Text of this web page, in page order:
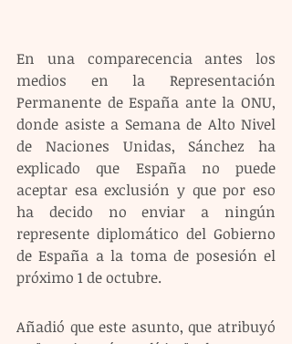
En una comparecencia antes los
medios en la Representación
Permanente de España ante la ONU,
donde asiste a Semana de Alto Nivel
de Naciones Unidas, Sánchez ha
explicado que España no puede
aceptar esa exclusión y que por eso
ha decido no enviar a ningún
represente diplomático del Gobierno
de España a la toma de posesión el
próximo 1 de octubre.
Añadió que este asunto, que atribuyó